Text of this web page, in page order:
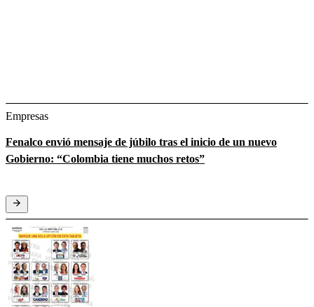
Empresas
Fenalco envió mensaje de júbilo tras el inicio de un nuevo
Gobierno: “Colombia tiene muchos retos”